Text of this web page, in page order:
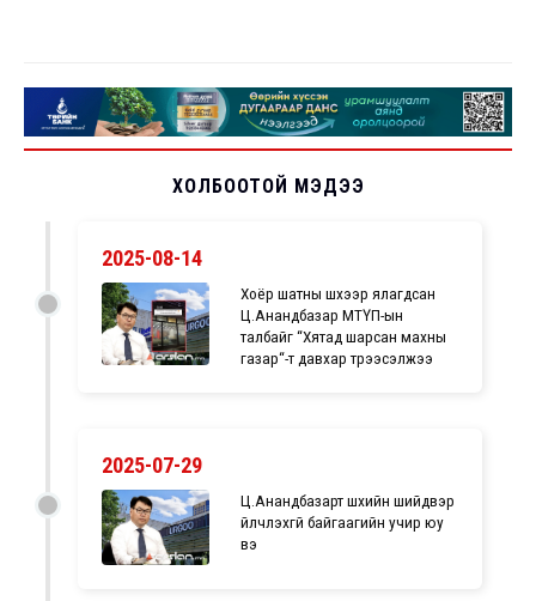
ХОЛБООТОЙ МЭДЭЭ
2025-08-14
Хоёр шатны шүүхээр ялагдсан
Ц.Анандбазар МТҮП-ын
талбайг “Хятад шарсан махны
газар“-т давхар түрээсэлжээ
2025-07-29
Ц.Анандбазарт шүүхийн шийдвэр
үйлчлэхгүй байгаагийн учир юу
вэ